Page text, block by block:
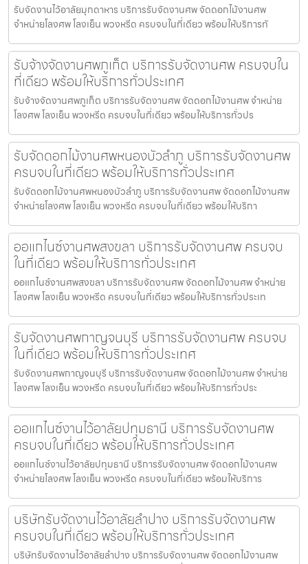
รับจัดงานไว้อาลัยมุกดาหาร บริการรับจัดงานศพ จัดดอกไม้งานศพ
จำหน่ายโลงศพ โลงเย็น พวงหรีด ครบจบในที่เดียว พร้อมให้บริการทั
รับจ้างจัดงานศพภูเก็ต บริการรับจัดงานศพ ครบจบใน
ที่เดียว พร้อมให้บริการทั่วประเทศ
รับจ้างจัดงานศพภูเก็ต บริการรับจัดงานศพ จัดดอกไม้งานศพ จำหน่าย
โลงศพ โลงเย็น พวงหรีด ครบจบในที่เดียว พร้อมให้บริการทั่วปร
รับจัดดอกไม้งานศพหนองบัวลำภู บริการรับจัดงานศพ
ครบจบในที่เดียว พร้อมให้บริการทั่วประเทศ
รับจัดดอกไม้งานศพหนองบัวลำภู บริการรับจัดงานศพ จัดดอกไม้งานศพ
จำหน่ายโลงศพ โลงเย็น พวงหรีด ครบจบในที่เดียว พร้อมให้บริกา
ออแกไนซ์งานศพสงขลา บริการรับจัดงานศพ ครบจบ
ในที่เดียว พร้อมให้บริการทั่วประเทศ
ออแกไนซ์งานศพสงขลา บริการรับจัดงานศพ จัดดอกไม้งานศพ จำหน่าย
โลงศพ โลงเย็น พวงหรีด ครบจบในที่เดียว พร้อมให้บริการทั่วประเท
รับจัดงานศพกาญจนบุรี บริการรับจัดงานศพ ครบจบ
ในที่เดียว พร้อมให้บริการทั่วประเทศ
รับจัดงานศพกาญจนบุรี บริการรับจัดงานศพ จัดดอกไม้งานศพ จำหน่าย
โลงศพ โลงเย็น พวงหรีด ครบจบในที่เดียว พร้อมให้บริการทั่วประ
ออแกไนซ์งานไว้อาลัยปทุมธานี บริการรับจัดงานศพ
ครบจบในที่เดียว พร้อมให้บริการทั่วประเทศ
ออแกไนซ์งานไว้อาลัยปทุมธานี บริการรับจัดงานศพ จัดดอกไม้งานศพ
จำหน่ายโลงศพ โลงเย็น พวงหรีด ครบจบในที่เดียว พร้อมให้บริการ
บริษัทรับจัดงานไว้อาลัยลำปาง บริการรับจัดงานศพ
ครบจบในที่เดียว พร้อมให้บริการทั่วประเทศ
บริษัทรับจัดงานไว้อาลัยลำปาง บริการรับจัดงานศพ จัดดอกไม้งานศพ